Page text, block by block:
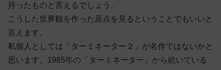
持ったものと言えるでしょう。
こうした世界観を作った原点を見るということでもいいと
言えます。
私個人としては「ターミネーター２」が名作ではないかと
思います。1985年の「ターミネーター」から続いている